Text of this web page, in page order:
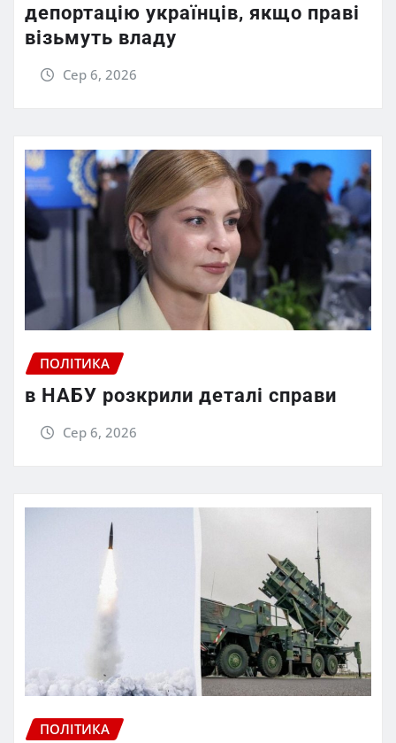
депортацію українців, якщо праві
візьмуть владу
Сер 6, 2026
ПОЛІТИКА
в НАБУ розкрили деталі справи
Сер 6, 2026
ПОЛІТИКА